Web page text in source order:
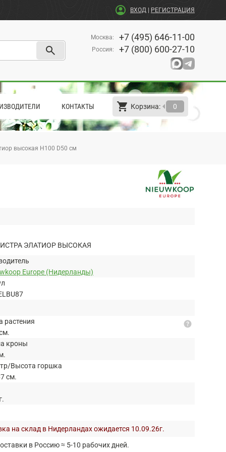
account_circle ВХОД РЕГИСТРАЦИЯ
search
Москва: +7 (495) 646-11-00
Россия: +7 (800) 600-27-10
КОНТАКТЫ shopping_cart Корзина: 0
arrow_left
высокая H100 D50 см
ЭЛАТИОР ВЫСОКАЯ
Europe (Нидерланды)
растения
кроны
Высота горшка
см.
help
на склад в Нидерландах ожидается 10.09.26г.
в Россию ≈ 5-10 рабочих дней.